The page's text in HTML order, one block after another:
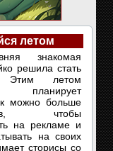
летом
знакомая
решила стать
Этим летом
планирует
можно больше
чтобы
на рекламе и
на своих
сторисы со